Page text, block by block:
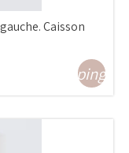
Caisson